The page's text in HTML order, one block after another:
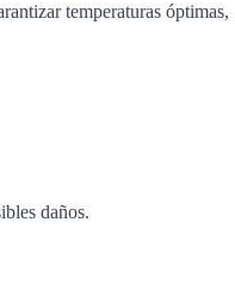
temperaturas óptimas,
daños.